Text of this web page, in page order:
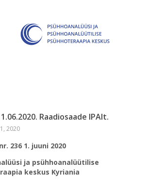
Raadiosaade IPAlt.
2020
236 1. juuni 2020
ja psühhoanalüütilise
keskus Kyriania